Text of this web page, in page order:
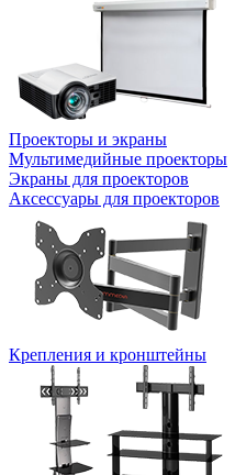
Проекторы и экраны
Мультимедийные проекторы
Экраны для проекторов
Аксессуары для проекторов
Крепления и кронштейны